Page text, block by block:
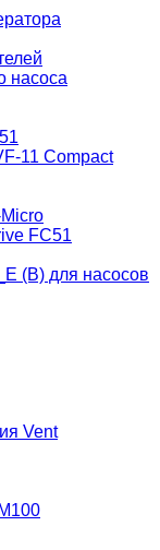
насоса
11 Compact
FC51
(B) для насосов
Vent